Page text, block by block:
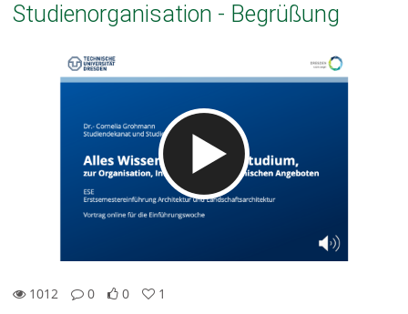
Studienorganisation - Begrüßung
1012
0
0
1